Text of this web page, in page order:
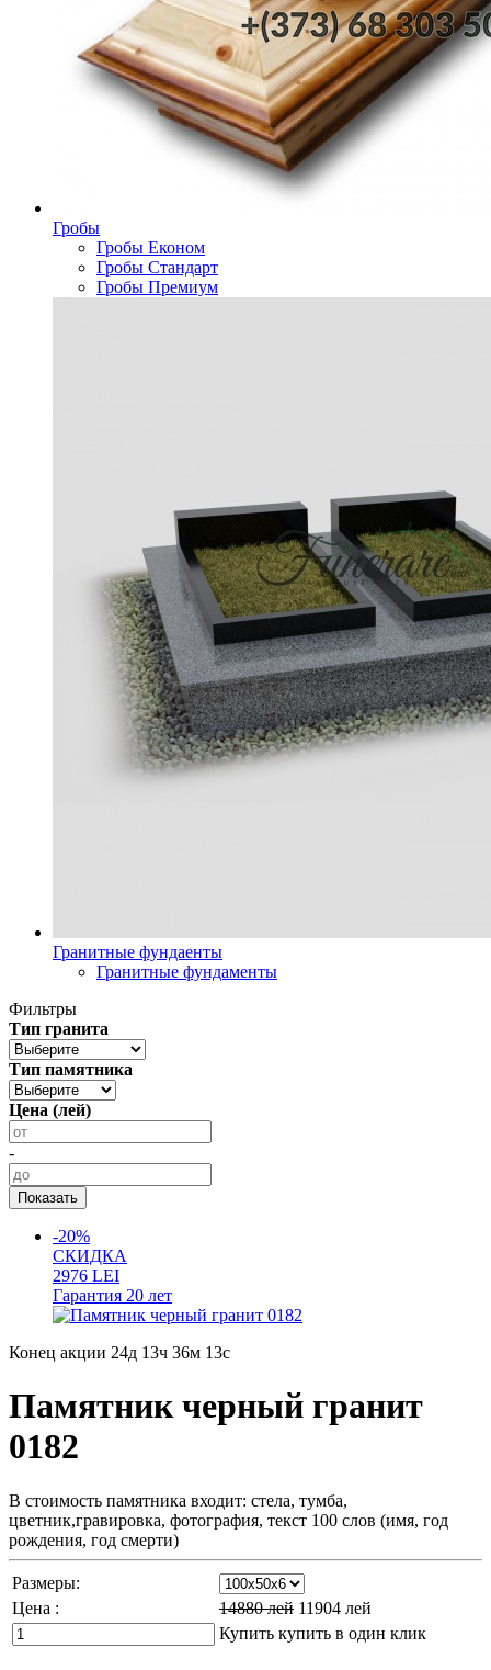
Гробы
Гробы Економ
Гробы Стандарт
Гробы Премиум
Гранитные фундаенты
Гранитные фундаменты
Фильтры
Тип гранита
Тип памятника
Цена (лей)
-
-20%
СКИДКА
2976 LEI
Гарантия 20 лет
Конец акции 24д 13ч 36м 12с
Памятник черный гранит
0182
В стоимость памятника входит: стела, тумба,
цветник,гравировка, фотография, текст 100 слов (имя, год
рождения, год смерти)
Размеры:
Цена :
14880лей 11904 лей
Купить купить в один клик